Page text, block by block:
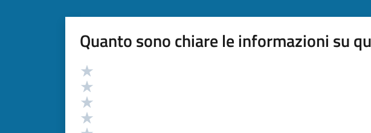
Quanto sono chiare le informazioni su
Valutazione